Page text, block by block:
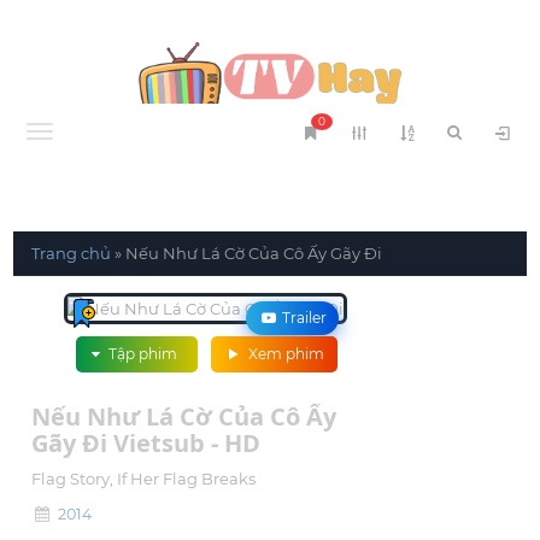
Menu
0
Trang chủ » Nếu Như Lá Cờ Của Cô Ấy Gãy Đi
Trailer
Xem phim
Tập phim
Nếu Như Lá Cờ Của Cô Ấy
Gãy Đi Vietsub - HD
Flag Story, If Her Flag Breaks
2014